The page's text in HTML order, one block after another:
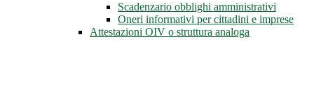
Scadenzario obblighi amministrativi
Oneri informativi per cittadini e imprese
Attestazioni OIV o struttura analoga